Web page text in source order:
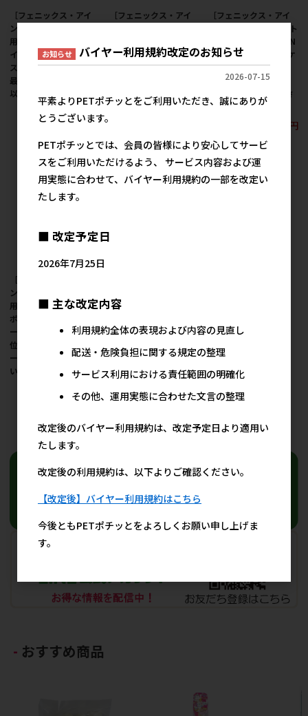
［フェニックス・アイ
ンツェル(直送)］ペット
用ウンチ処理袋 防臭ポ
イ太くん 100枚／1ケー
ス(24点) ※発注単位・
最低発注数量(1ケース
以上)にご注意下さい
参考上代
2,400円
［フェニックス・アイ
イ太くん 20枚／1ケー
ス(100点) ※発注単位・
［フェニックス・アイ
ンツェル(直送)］ペット
用ウンチ処理袋 GREEN
ポイ太くん 200枚／1ケ
ース(12点) ※発注単
位・最低発注数量(1ケ
ース以上)にご注意下さ
い
2,667円
［フェニックス・アイ
ンツェル(直送)］ペット
用ウンチ処理袋 GREEN
ポイ太くん 100枚／1ケ
ース(24点) ※発注単
位・最低発注数量(1ケ
ース以上)にご注意下さ
い
1,445円
用ウンチ処理袋 GREEN
ース(100点) ※発注単
ース以上)にご注意下さ
い
参考上代
324円
17件中 1〜17件目
おすすめ商品
お知らせ バイヤー利用規約改定のお知らせ
2026-07-15
平素よりPETポチッとをご利用いただき、誠にありが
とうございます。
PETポチッとでは、会員の皆様により安心してサービ
スをご利用いただけるよう、 サービス内容および運
用実態に合わせて、バイヤー利用規約の一部を改定い
たします。
■ 改定予定日
2026年7月25日
■ 主な改定内容
利用規約全体の表現および内容の見直し
配送・危険負担に関する規定の整理
サービス利用における責任範囲の明確化
その他、運用実態に合わせた文言の整理
改定後のバイヤー利用規約は、改定予定日より適用い
たします。
改定後の利用規約は、以下よりご確認ください。
【改定後】バイヤー利用規約はこちら
今後ともPETポチッとをよろしくお願い申し上げま
す。